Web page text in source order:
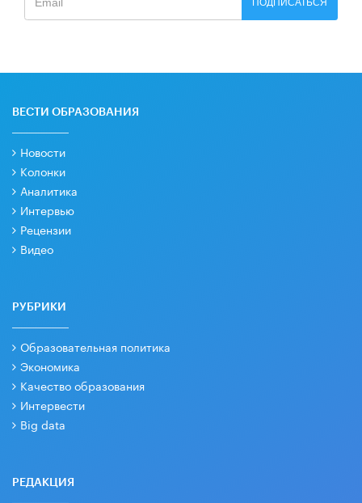
ПОДПИСАТЬСЯ
ВЕСТИ ОБРАЗОВАНИЯ
Новости
Колонки
Аналитика
Интервью
Рецензии
Видео
РУБРИКИ
Образовательная политика
Экономика
Качество образования
Интервести
Big data
РЕДАКЦИЯ